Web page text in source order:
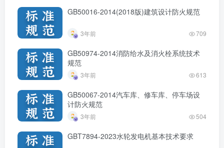
GB50016-2014(2018版)建筑设计防火规范
3年前 709
GB50974-2014消防给水及消火栓系统技术
规范
3年前 613
GB50067-2014汽车库、修车库、停车场设
计防火规范
3年前 504
GBT7894-2023水轮发电机基本技术要求